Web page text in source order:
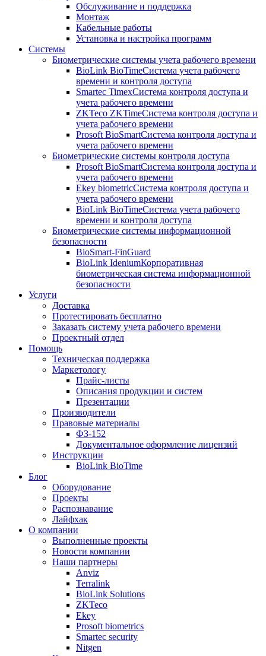
Обслуживание и поддержка
Монтаж
Кабельные работы
Установка и настройка программ
Системы
Биометрические системы учета рабочего времени
BioLink BioTimeСистема учета рабочего
времени и контроля доступа
Smartec TimexСистема контроля доступа и
учета рабочего времени
ZKTeco ZKTimeСистема контроля доступа и
учета рабочего времени
Prosoft BioSmartСистема контроля доступа и
учета рабочего времени
Биометрические системы контроля доступа
Prosoft BioSmartСистема контроля доступа и
учета рабочего времени
Ekey biometricСистема контроля доступа и
учета рабочего времени
BioLink BioTimeСистема учета рабочего
времени и контроля доступа
Биометрические системы информационной
безопасности
BioSmart-FinGuard
BioLink IdeniumКорпоративная
биометрическая система информационной
безопасности
Услуги
Доставка
Протестировать бесплатно
Заказать систему учета рабочего времени
Проектный отдел
Помощь
Техническая поддержка
Маркетологу
Прайс-листы
Описания продукции и систем
Презентации
Производители
Правовые материалы
ФЗ-152
Документальное оформление лицензий
Инструкции
BioLink BioTime
Блог
Оборудование
Проекты
Распознавание
Лайфхак
О компании
Выполненные проекты
Новости компании
Наши партнеры
Anviz
Terralink
BioLink Solutions
ZKTeco
Ekey
Prosoft biometrics
Smartec security
Nitgen